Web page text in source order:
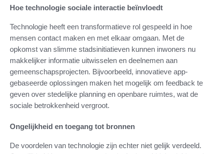
Hoe technologie sociale interactie beïnvloedt
Technologie heeft een transformatieve rol gespeeld in hoe
mensen contact maken en met elkaar omgaan. Met de
opkomst van slimme stadsinitiatieven kunnen inwoners nu
makkelijker informatie uitwisselen en deelnemen aan
gemeenschapsprojecten. Bijvoorbeeld, innovatieve app-
gebaseerde oplossingen maken het mogelijk om feedback te
geven over stedelijke planning en openbare ruimtes, wat de
sociale betrokkenheid vergroot.
Ongelijkheid en toegang tot bronnen
De voordelen van technologie zijn echter niet gelijk verdeeld.